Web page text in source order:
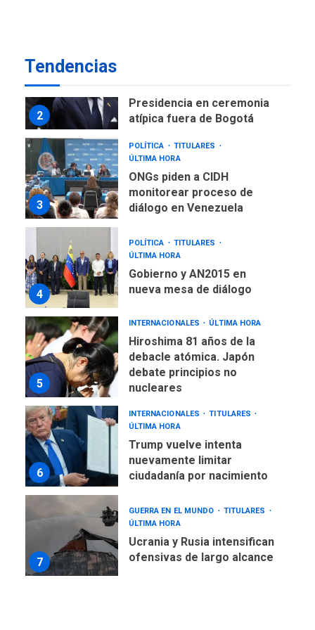
Tendencias
2
Presidencia en ceremonia
atípica fuera de Bogotá
3
POLÍTICA
TITULARES
ÚLTIMA HORA
ONGs piden a CIDH
monitorear proceso de
diálogo en Venezuela
4
POLÍTICA
TITULARES
ÚLTIMA HORA
Gobierno y AN2015 en
nueva mesa de diálogo
5
INTERNACIONALES ÚLTIMA HORA
Hiroshima 81 años de la
debacle atómica. Japón
debate principios no
nucleares
6
INTERNACIONALES
TITULARES
ÚLTIMA HORA
Trump vuelve intenta
nuevamente limitar
ciudadanía por nacimiento
7
GUERRA EN EL MUNDO
TITULARES
ÚLTIMA HORA
Ucrania y Rusia intensifican
ofensivas de largo alcance